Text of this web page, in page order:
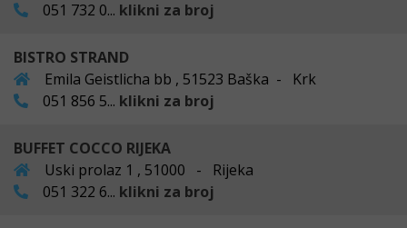
051 732 0... klikni za broj
BISTRO STRAND
Emila Geistlicha bb , 51523 Baška - Krk
051 856 5... klikni za broj
BUFFET COCCO RIJEKA
Uski prolaz 1 , 51000 - Rijeka
051 322 6... klikni za broj